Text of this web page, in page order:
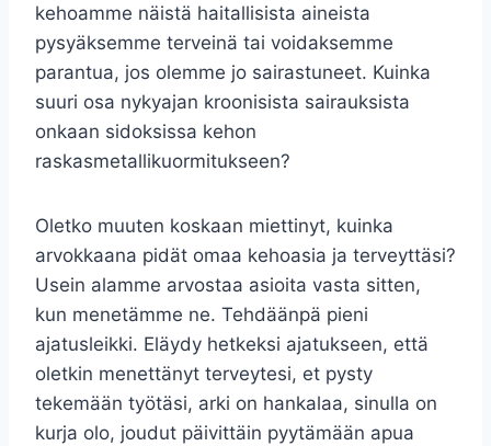
kehoamme näistä haitallisista aineista
pysyäksemme terveinä tai voidaksemme
parantua, jos olemme jo sairastuneet. Kuinka
suuri osa nykyajan kroonisista sairauksista
onkaan sidoksissa kehon
raskasmetallikuormitukseen?
Oletko muuten koskaan miettinyt, kuinka
arvokkaana pidät omaa kehoasia ja terveyttäsi?
Usein alamme arvostaa asioita vasta sitten,
kun menetämme ne. Tehdäänpä pieni
ajatusleikki. Eläydy hetkeksi ajatukseen, että
oletkin menettänyt terveytesi, et pysty
tekemään työtäsi, arki on hankalaa, sinulla on
kurja olo, joudut päivittäin pyytämään apua